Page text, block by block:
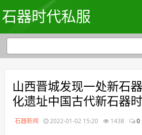
石器时代私服
山西晋城发现一处新石
化遗址中国古代新石器
石器新闻 2022-01-02 15:20 1438 0